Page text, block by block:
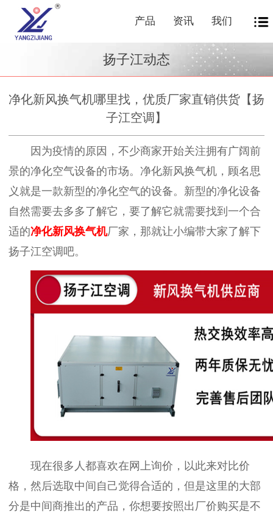
产品 资讯 我们
扬子江动态
净化新风换气机哪里找，优质厂家直销供货【扬
子江空调】
因为疫情的原因，不少商家开始关注拥有广阔前
景的净化空气设备的市场。净化新风换气机，顾名思
义就是一款新型的净化空气的设备。新型的净化设备
自然需要去多多了解它，要了解它就需要找到一个合
适的净化新风换气机厂家，那就让小编带大家了解下
扬子江空调吧。
现在很多人都喜欢在网上询价，以此来对比价
格，然后选取中间自己觉得合适的，但是这里的大部
分是中间商推出的产品，你想要按照出厂价购买是不